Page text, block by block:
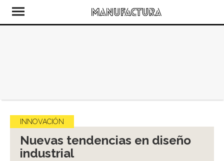
INNOVACIÓN
Nuevas tendencias en diseño
industrial